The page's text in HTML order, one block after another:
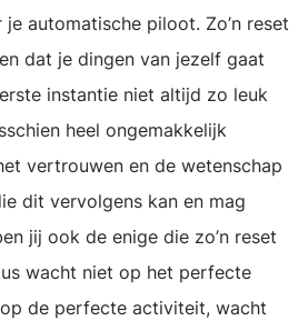
automatische piloot. Zo’n reset
dat je dingen van jezelf gaat
instantie niet altijd zo leuk
heel ongemakkelijk
vertrouwen en de wetenschap
dit vervolgens kan en mag
jij ook de enige die zo’n reset
wacht niet op het perfecte
de perfecte activiteit, wacht